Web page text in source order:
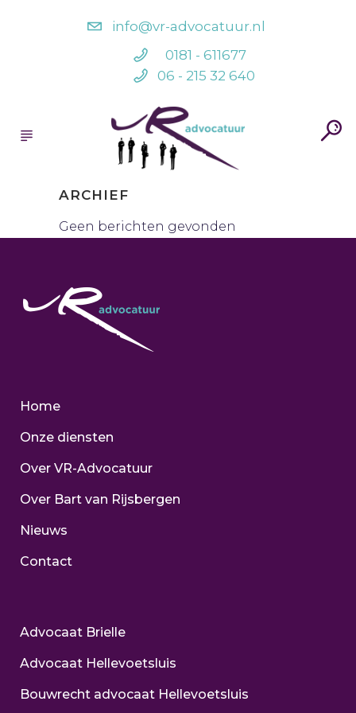
info@vr-advocatuur.nl
0181 - 611677
06 - 215 32 640
ARCHIEF
Geen berichten gevonden
Home
Onze diensten
Over VR-Advocatuur
Over Bart van Rijsbergen
Nieuws
Contact
Advocaat Brielle
Advocaat Hellevoetsluis
Bouwrecht advocaat Hellevoetsluis